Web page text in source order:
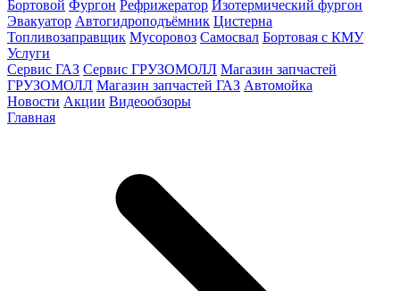
Бортовой Фургон Рефрижератор Изотермический фургон
Эвакуатор Автогидроподъёмник Цистерна
Топливозаправщик Мусоровоз Самосвал Бортовая с КМУ
Услуги
Сервис ГАЗ Сервис ГРУЗОМОЛЛ Магазин запчастей
ГРУЗОМОЛЛ Магазин запчастей ГАЗ Автомойка
Новости Акции Видеообзоры
Главная